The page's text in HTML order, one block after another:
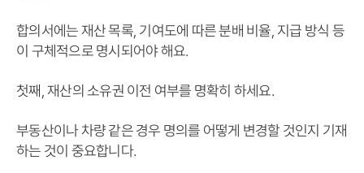
합의서에는 재산 목록, 기여도에 따른 분배 비율, 지급 방식 등
이 구체적으로 명시되어야 해요.
첫째, 재산의 소유권 이전 여부를 명확히 하세요.
부동산이나 차량 같은 경우 명의를 어떻게 변경할 것인지 기재
하는 것이 중요합니다.